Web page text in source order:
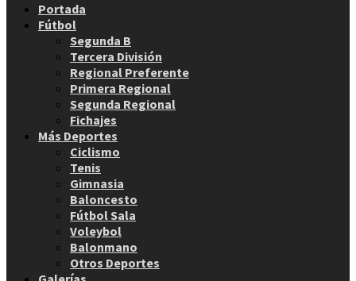
Portada
Fútbol
Segunda B
Tercera División
Regional Preferente
Primera Regional
Segunda Regional
Fichajes
Más Deportes
Ciclismo
Tenis
Gimnasia
Baloncesto
Fútbol Sala
Voleybol
Balonmano
Otros Deportes